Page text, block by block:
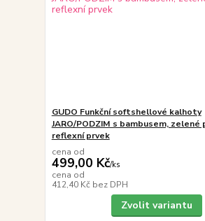
GUDO Funkční softshellové kalhoty
JARO/PODZIM s bambusem, zelené
reflexní prvek
cena od
499,00 Kč/ks
cena od
412,40 Kč bez DPH
Zvolit variantu